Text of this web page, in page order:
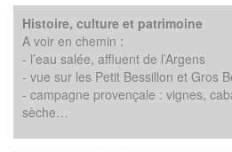
Histoire, culture et patrimoine
A voir en chemin :
- l’eau salée, affluent de l’Argens
- vue sur les Petit Bessillon et Gros
- campagne provençale : vignes,
sèche…